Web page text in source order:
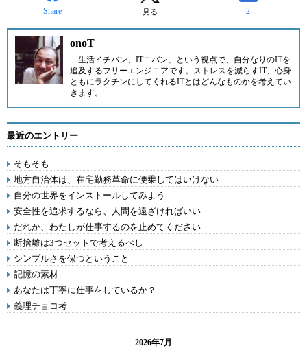
Share 見る 2
onoT
「生活イチバン、ITニバン」という視点で、自分なりのITを
追及するフリーエンジニアです。ストレスを減らすIT、心身
ともにラクチンにしてくれるITとはどんなものかを考えてい
きます。
最近のエントリー
そもそも
地方自治体は、在宅勤務革命に便乗してはいけない
自分の世界をインストールしてみよう
安全性を追求するなら、人間を遠ざければいい
だれか、わたしが仕事するのを止めてください
断捨離は3つセットで考えるべし
シンプルさを保つということ
記憶の素材
あなたは丁寧に仕事をしているか？
義理チョコ考
2026年7月